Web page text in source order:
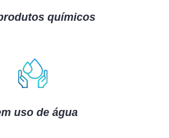
químicos
uso de água